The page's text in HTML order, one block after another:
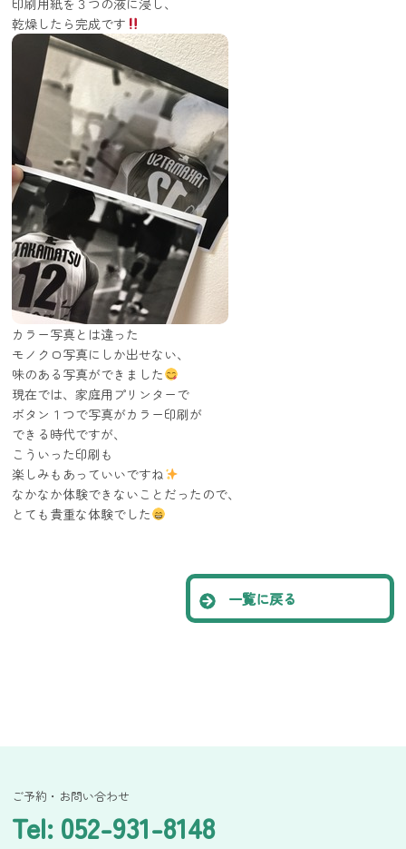
乾燥したら完成です
カラー写真とは違った
モノクロ写真にしか出せない、
味のある写真ができました
現在では、家庭用プリンターで
ボタン１つで写真がカラー印刷が
できる時代ですが、
こういった印刷も
楽しみもあっていいですね
なかなか体験できないことだったので、
とても貴重な体験でした
一覧に戻る
ご予約・お問い合わせ
Tel: 052-931-8148